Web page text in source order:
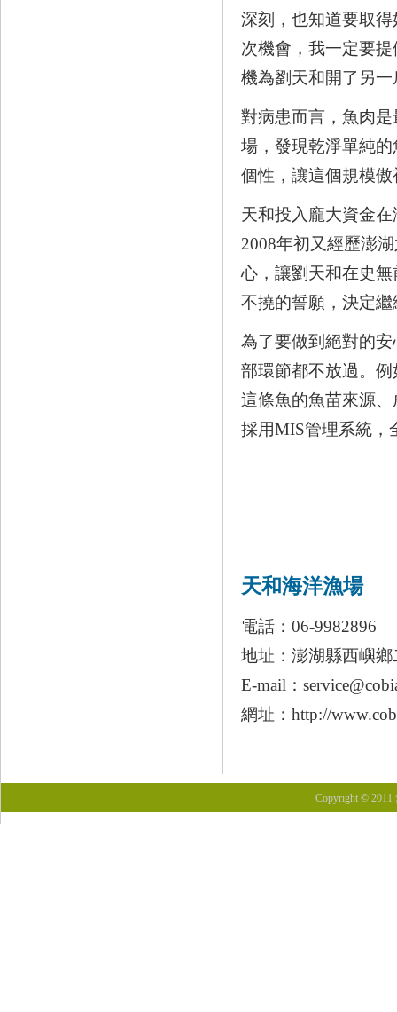
深刻，也知道要取
次機會，我一定要
機為劉天和開了另
對病患而言，魚肉
場，發現乾淨單純
個性，讓這個規模
天和投入龐大資金
2008年初又經歷澎
心，讓劉天和在史
不撓的誓願，決定
為了要做到絕對的
部環節都不放過。
這條魚的魚苗來源
採用MIS管理系統，
天和海洋漁場
電話：06-9982896
地址：澎湖縣西嶼鄉
E-mail：
網址： http://
Copyright © 2011